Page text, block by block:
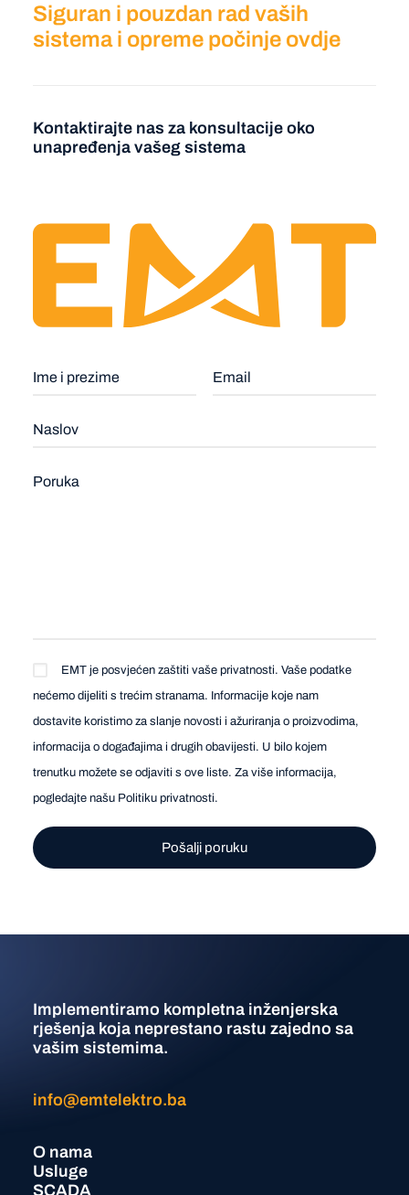
Siguran i pouzdan rad vaših
sistema i opreme počinje ovdje
Kontaktirajte nas za konsultacije oko
unapređenja vašeg sistema
EMT je posvjećen zaštiti vaše privatnosti. Vaše podatke
nećemo dijeliti s trećim stranama. Informacije koje nam
dostavite koristimo za slanje novosti i ažuriranja o proizvodima,
informacija o događajima i drugih obavijesti. U bilo kojem
trenutku možete se odjaviti s ove liste. Za više informacija,
pogledajte našu Politiku privatnosti.
O nama
Usluge
SCADA
Implementiramo kompletna inženjerska
rješenja koja neprestano rastu zajedno sa
vašim sistemima.
info@emtelektro.ba